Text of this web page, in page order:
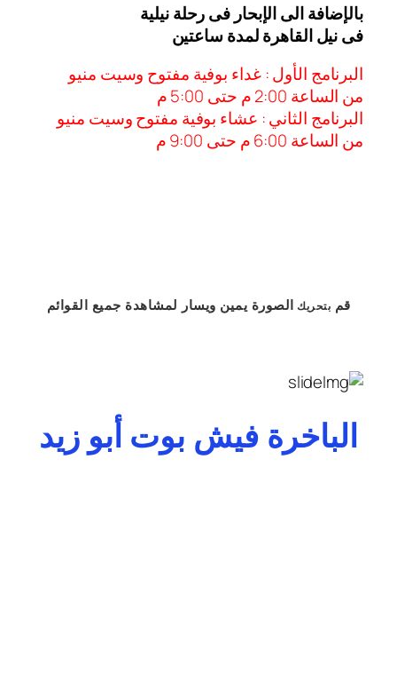
بالإضافة الى الإبحار فى رحلة نيلية
فى نيل القاهرة لمدة ساعتين
البرنامج الأول : غداء بوفية مفتوح وسيت منيو
من الساعة 2:00 م حتى 5:00 م
البرنامج الثاني : عشاء بوفية مفتوح وسيت منيو
من الساعة 6:00 م حتى 9:00 م
قم بتحريك الصورة يمين ويسار لمشاهدة جميع القوائم
الباخرة فيش بوت أبو زيد